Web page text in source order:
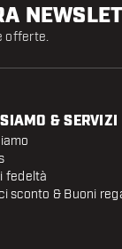
offerte.
& SERVIZI
fedeltà
sconto & Buoni